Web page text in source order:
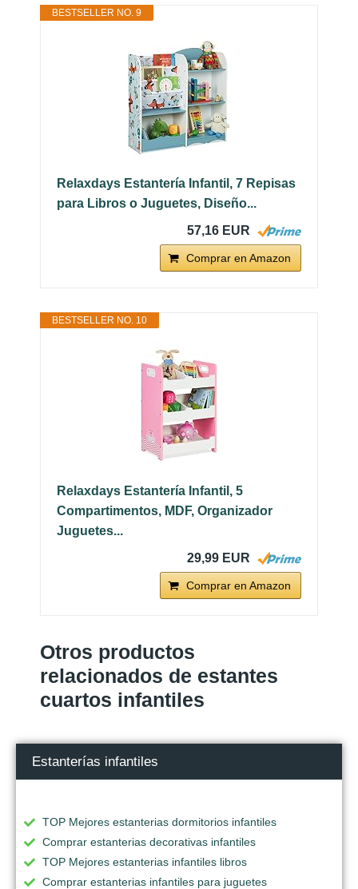
BESTSELLER NO. 9
Relaxdays Estantería Infantil, 7 Repisas
para Libros o Juguetes, Diseño...
57,16 EUR
Comprar en Amazon
BESTSELLER NO. 10
Relaxdays Estantería Infantil, 5
Compartimentos, MDF, Organizador
Juguetes...
29,99 EUR
Comprar en Amazon
Otros productos
relacionados de estantes
cuartos infantiles
Estanterías infantiles
TOP Mejores estanterias dormitorios infantiles
Comprar estanterias decorativas infantiles
TOP Mejores estanterias infantiles libros
Comprar estanterias infantiles para juguetes